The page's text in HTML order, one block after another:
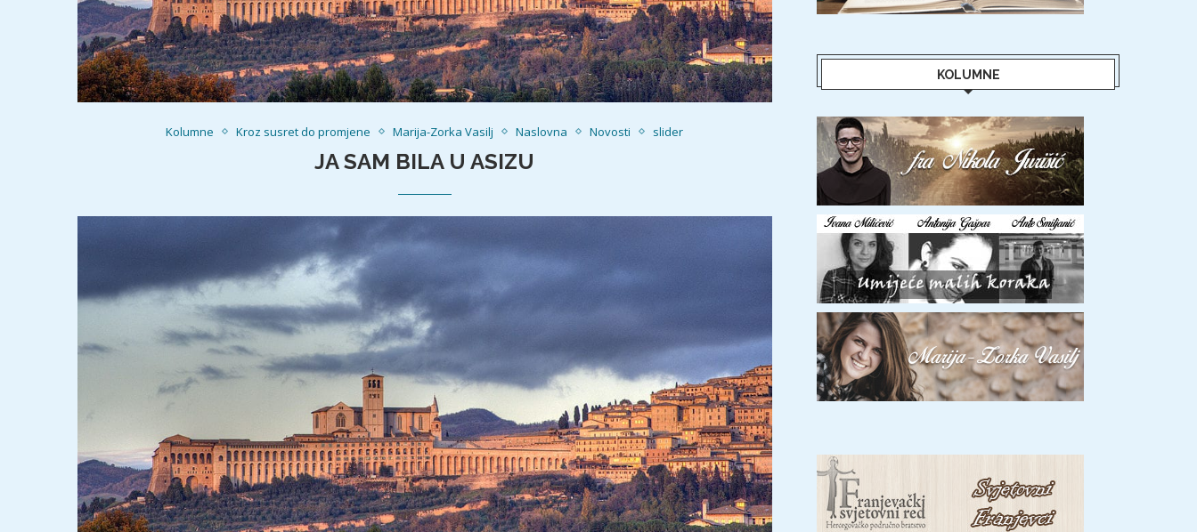
Kolumne Kroz susret do promjene Marija-Zorka Vasilj Naslovna Novosti slider
JA SAM BILA U ASIZU
KOLUMNE